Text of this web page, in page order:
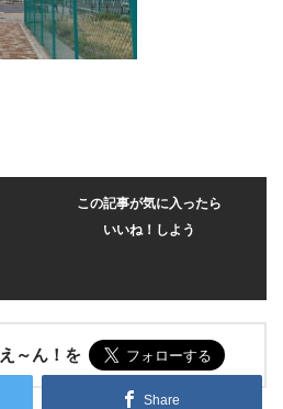
この記事が気に入ったら
いいね！しよう
～ん！を
Share